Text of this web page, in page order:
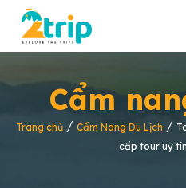
Cẩm
Trang chủ / Cẩm Nang Du Lịch /
cấp tour uy